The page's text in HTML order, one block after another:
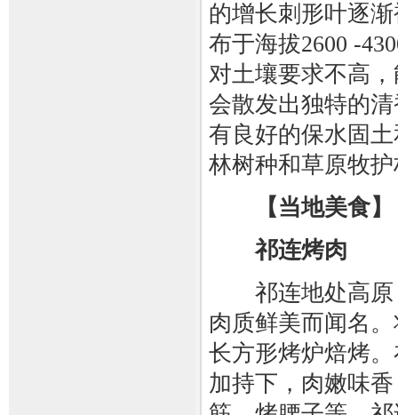
的增长刺形叶逐
布于海拔2600 -
对土壤要求不高
会散发出独特的
有良好的保水固
林树种和草原牧
【当地美食】
祁连烤肉
祁连地处高原
肉质鲜美而闻名
长方形烤炉焙烤
加持下，肉嫩味